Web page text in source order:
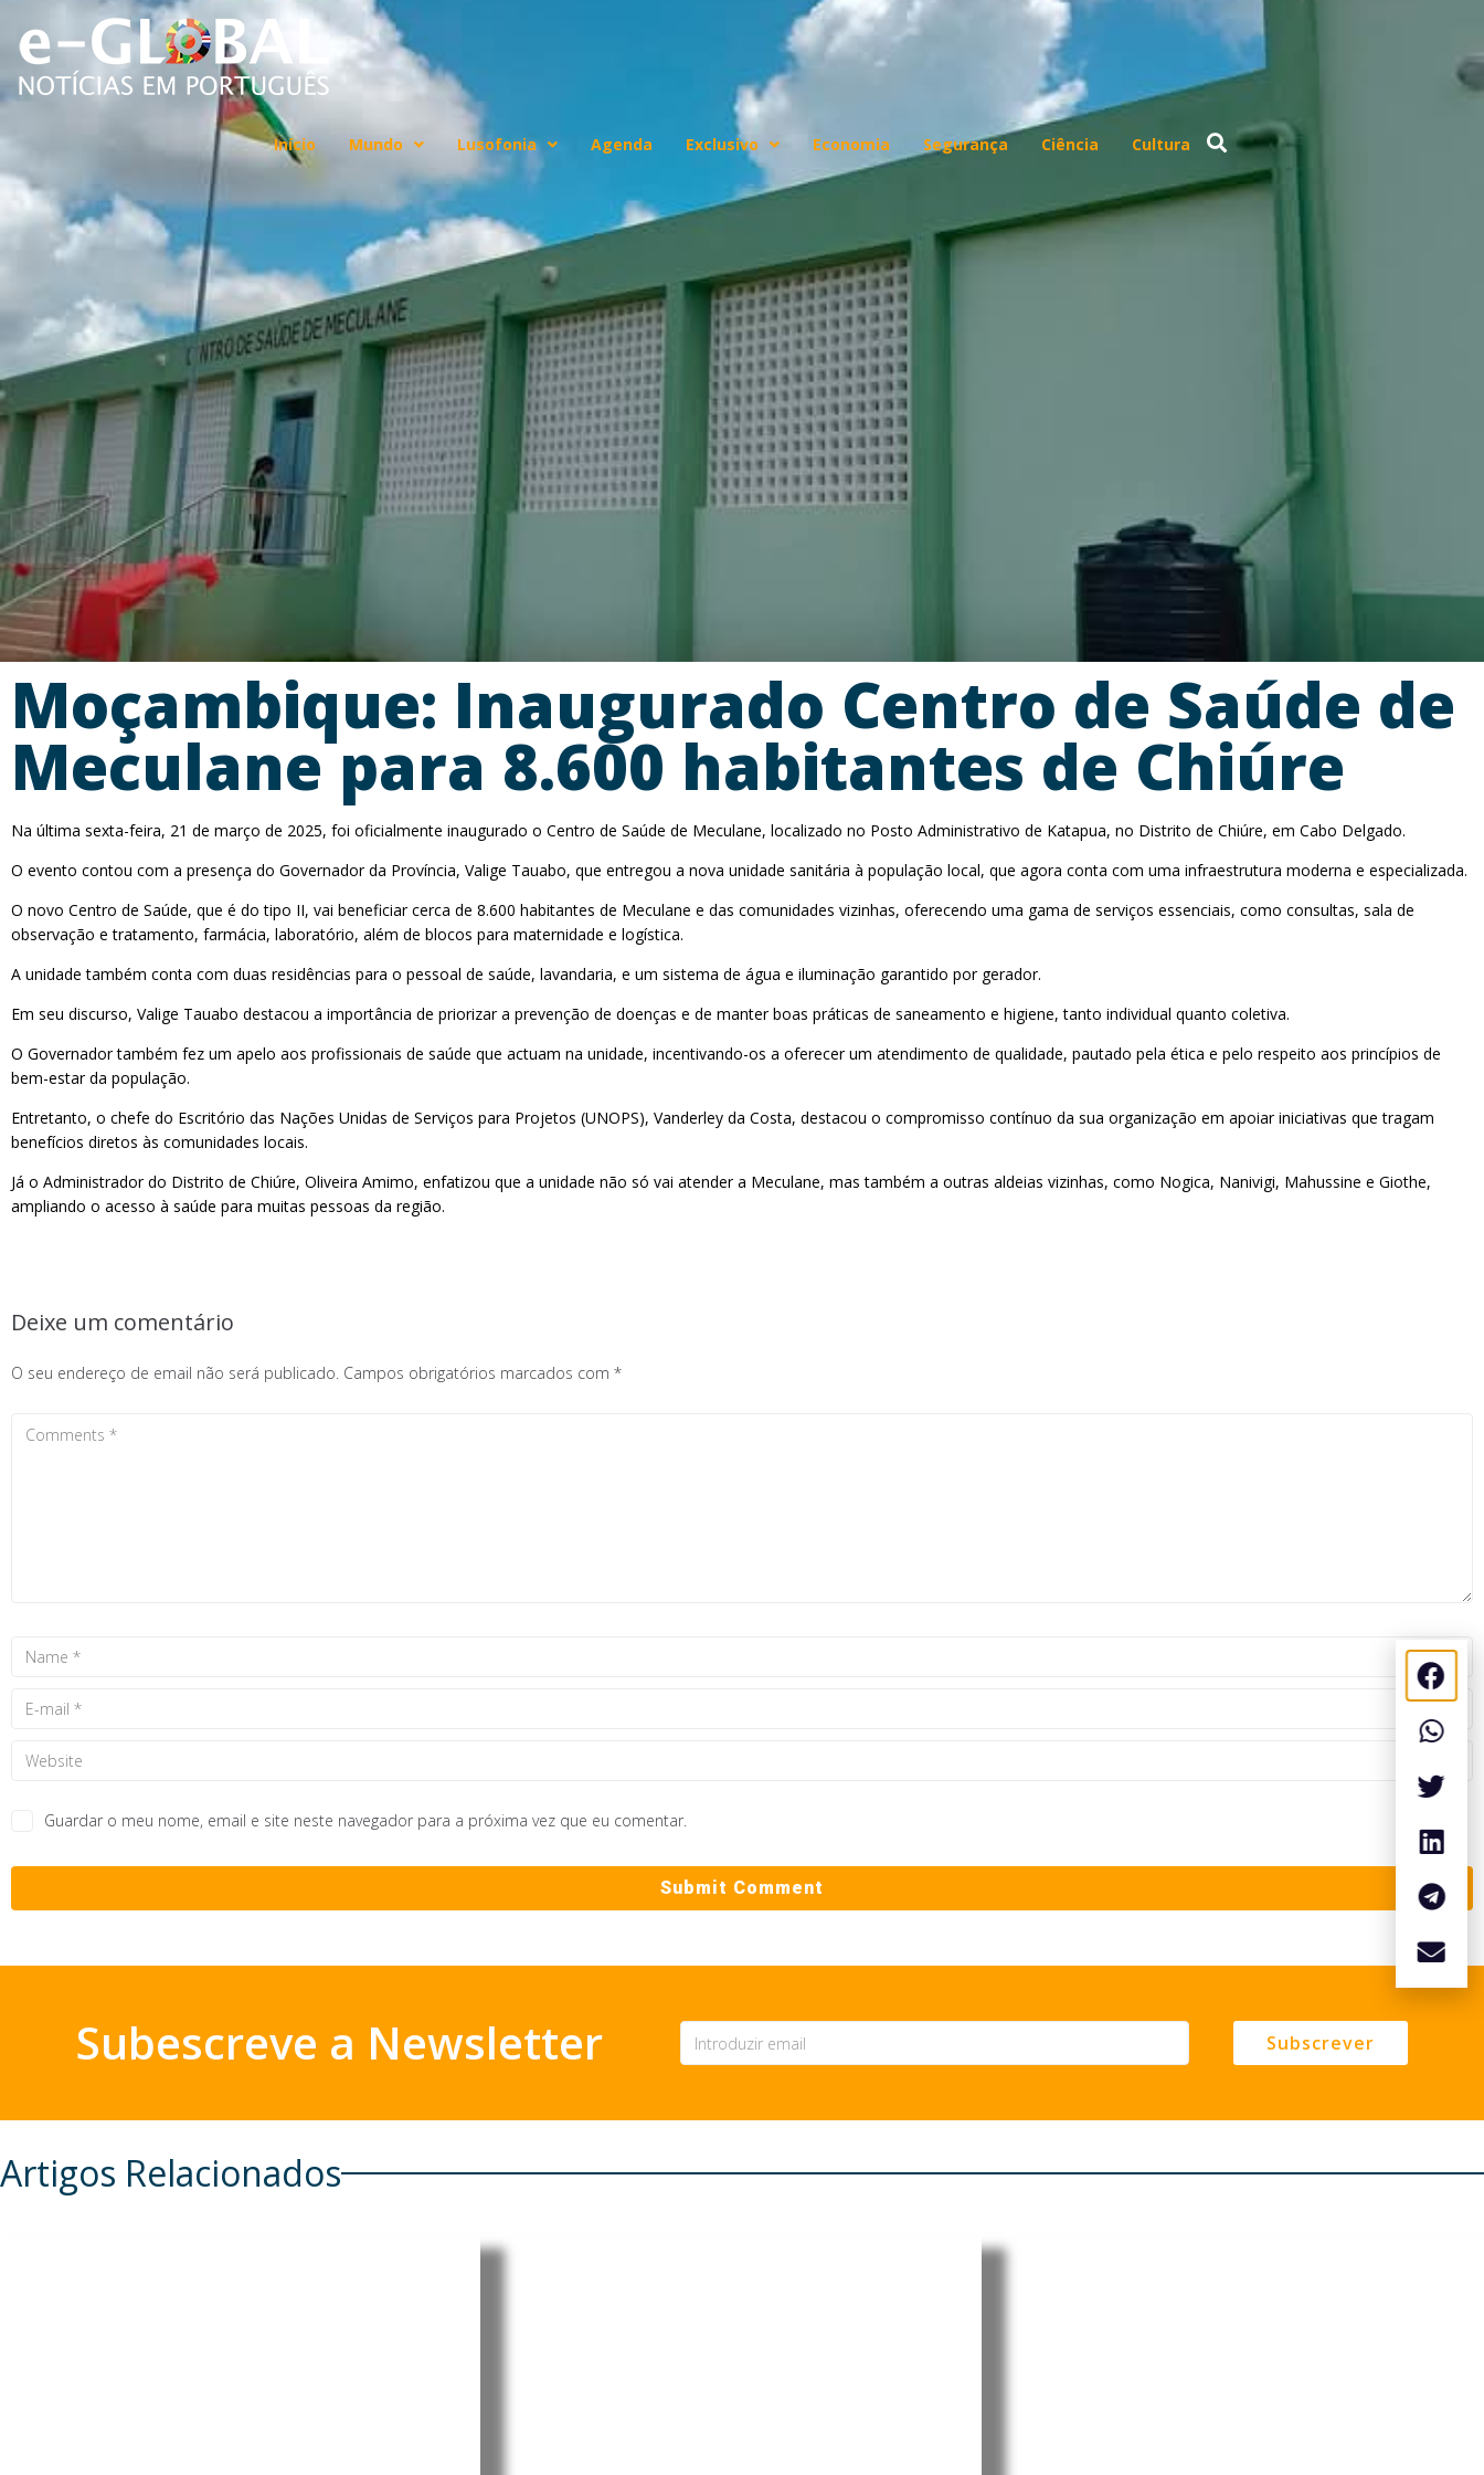
Início Mundo Lusofonia Agenda Exclusivo Economia Segurança Ciência Cultura
Moçambique: Inaugurado Centro de Saúde de
Meculane para 8.600 habitantes de Chiúre
Na última sexta-feira, 21 de março de 2025, foi oficialmente inaugurado o Centro de Saúde de Meculane, localizado no Posto Administrativo de Katapua, no Distrito de Chiúre, em Cabo Delgado.
O evento contou com a presença do Governador da Província, Valige Tauabo, que entregou a nova unidade sanitária à população local, que agora conta com uma infraestrutura moderna e especializada.
O novo Centro de Saúde, que é do tipo II, vai beneficiar cerca de 8.600 habitantes de Meculane e das comunidades vizinhas, oferecendo uma gama de serviços essenciais, como consultas, sala de
observação e tratamento, farmácia, laboratório, além de blocos para maternidade e logística.
A unidade também conta com duas residências para o pessoal de saúde, lavandaria, e um sistema de água e iluminação garantido por gerador.
Em seu discurso, Valige Tauabo destacou a importância de priorizar a prevenção de doenças e de manter boas práticas de saneamento e higiene, tanto individual quanto coletiva.
O Governador também fez um apelo aos profissionais de saúde que actuam na unidade, incentivando-os a oferecer um atendimento de qualidade, pautado pela ética e pelo respeito aos princípios de
bem-estar da população.
Entretanto, o chefe do Escritório das Nações Unidas de Serviços para Projetos (UNOPS), Vanderley da Costa, destacou o compromisso contínuo da sua organização em apoiar iniciativas que tragam
benefícios diretos às comunidades locais.
Já o Administrador do Distrito de Chiúre, Oliveira Amimo, enfatizou que a unidade não só vai atender a Meculane, mas também a outras aldeias vizinhas, como Nogica, Nanivigi, Mahussine e Giothe,
ampliando o acesso à saúde para muitas pessoas da região.
Deixe um comentário
O seu endereço de email não será publicado. Campos obrigatórios marcados com *
Guardar o meu nome, email e site neste navegador para a próxima vez que eu comentar.
Subescreve a Newsletter Subscrever
Artigos Relacionados